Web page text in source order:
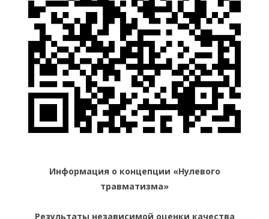
Информация о концепции «Нулевого
травматизма»
Результаты независимой оценки качества